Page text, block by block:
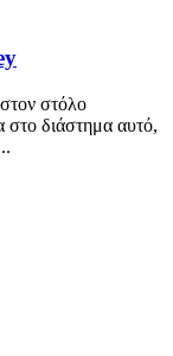
στόλο
στο διάστημα αυτό,